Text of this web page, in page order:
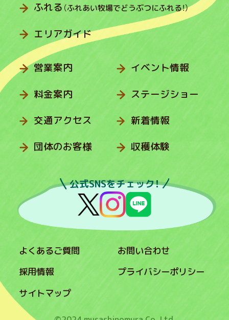
ふれる （ふれあい牧場でどうぶつにふれる！）
エリアガイド
営業案内
料金案内
交通アクセス
団体のお客様
イベント情報
ステージショー
新着情報
収穫体験
公式SNSをチェック！
よくあるご質問
お問い合わせ
採用情報
プライバシーポリシー
サイトマップ